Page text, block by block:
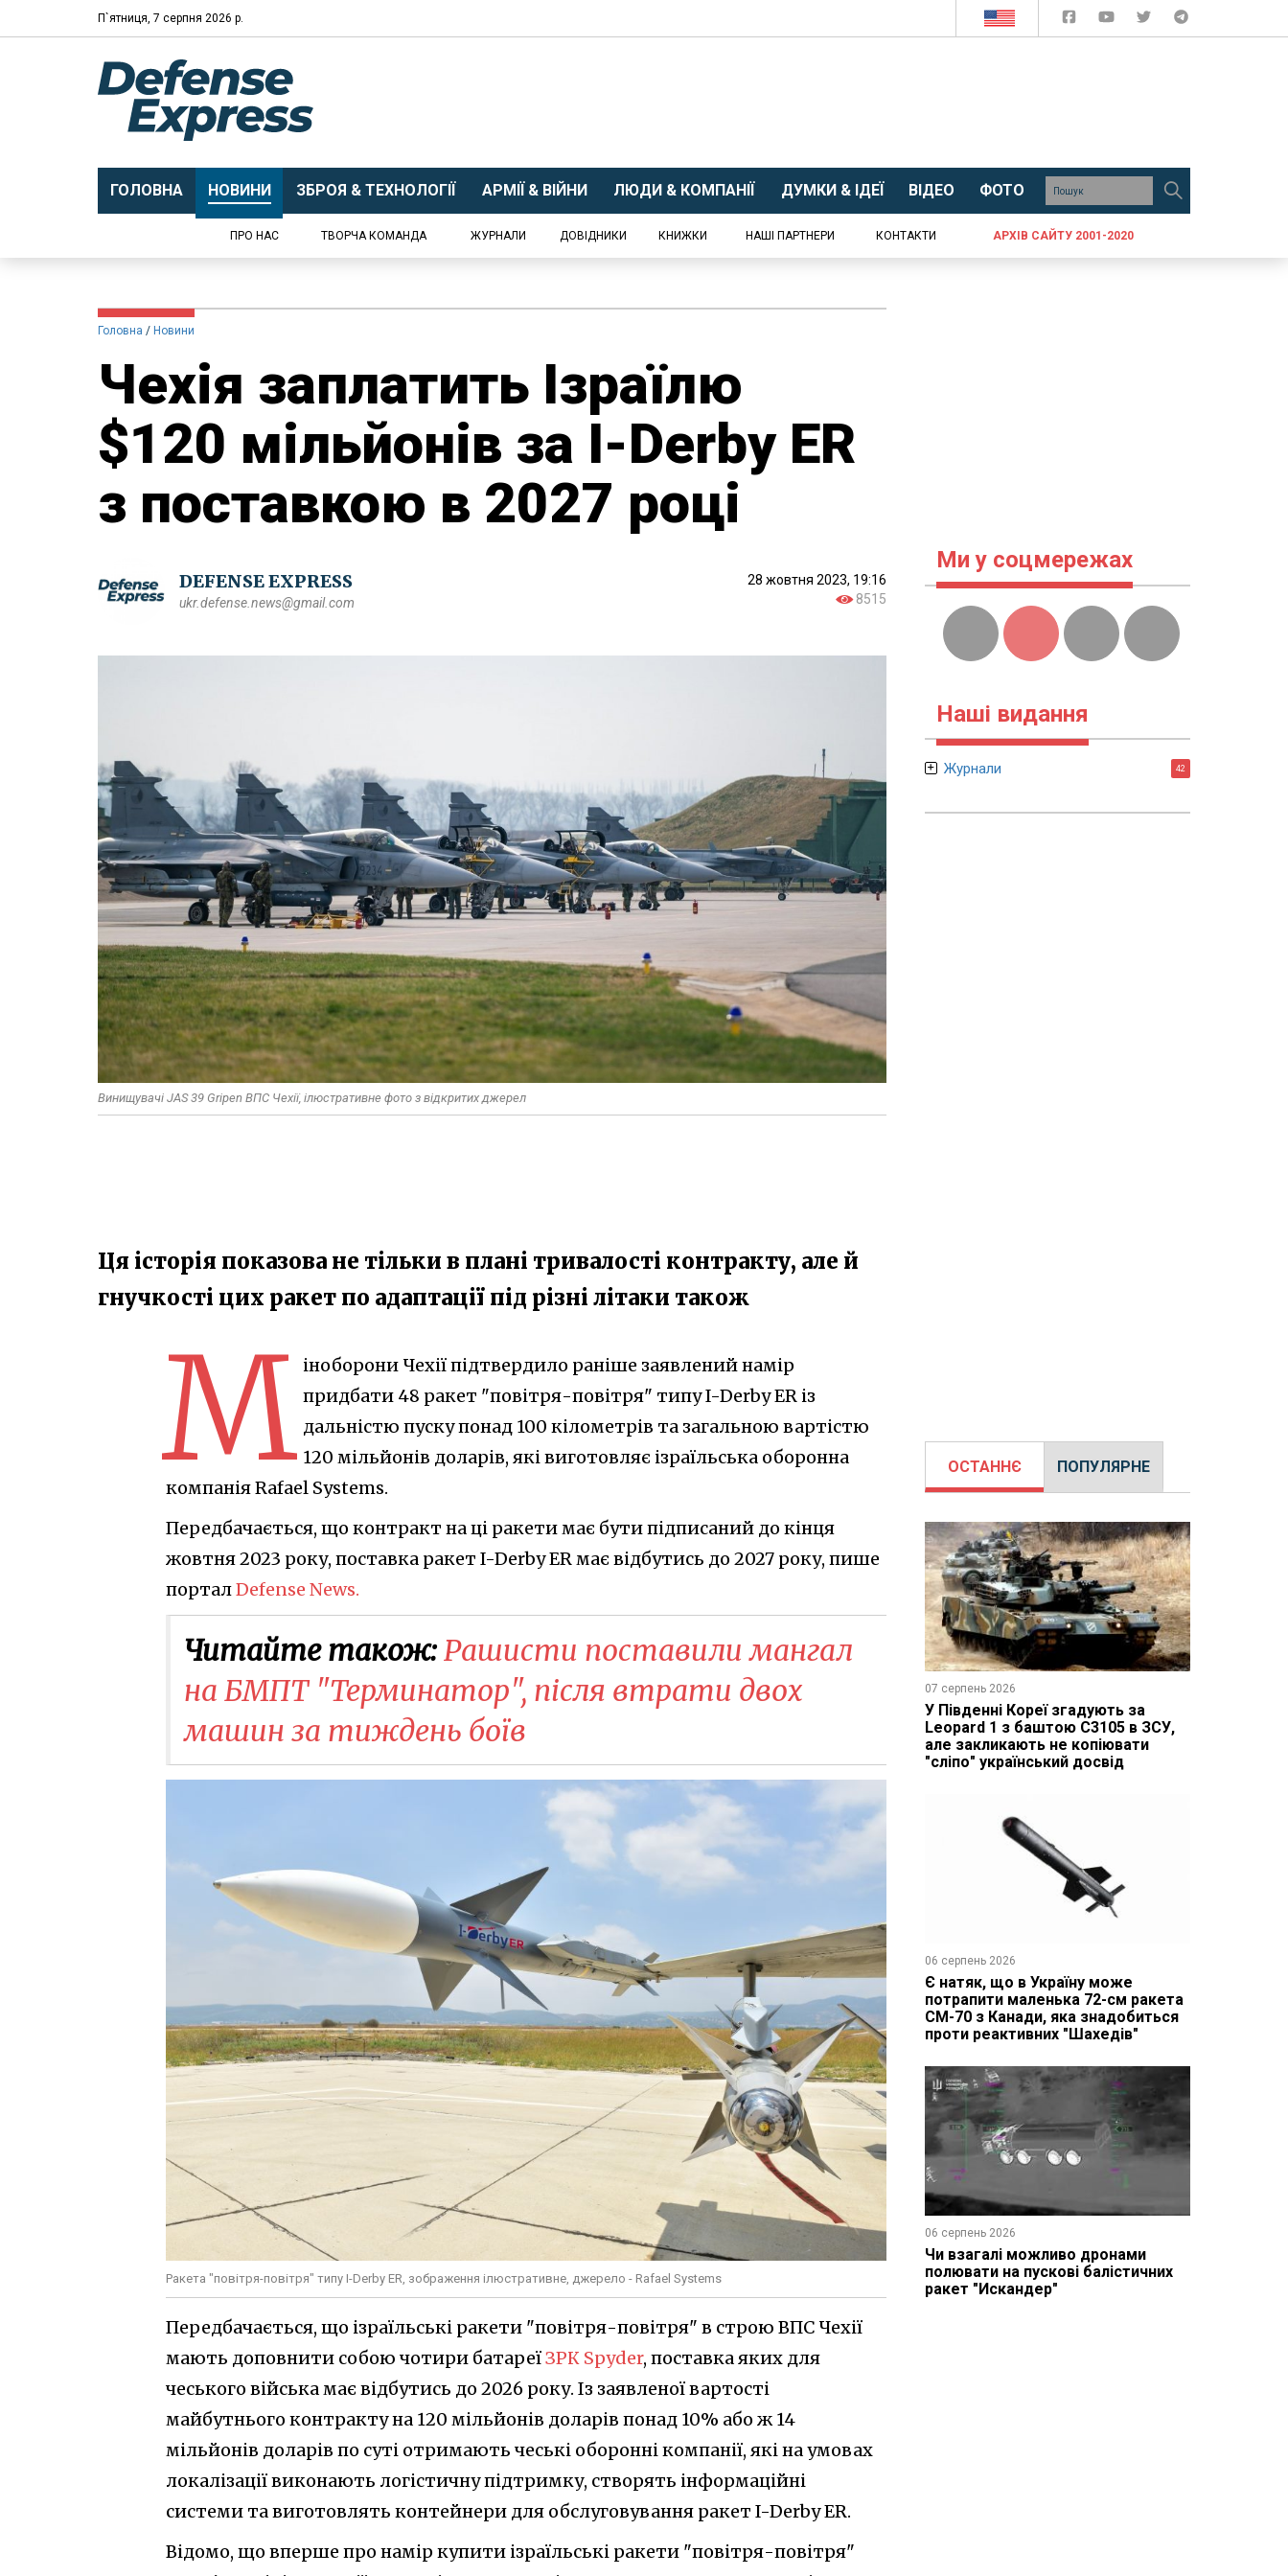
П`ятниця, 7 серпня 2026 р.
ГОЛОВНА НОВИНИ ЗБРОЯ & ТЕХНОЛОГІЇ АРМІЇ & ВІЙНИ ЛЮДИ & КОМПАНІЇ ДУМКИ & ІДЕЇ ВІДЕО ФОТО
ПРО НАС ТВОРЧА КОМАНДА ЖУРНАЛИ ДОВІДНИКИ КНИЖКИ НАШІ ПАРТНЕРИ КОНТАКТИ АРХІВ САЙТУ 2001-2020
Головна Новини
Чехія заплатить Ізраїлю
$120 мільйонів за I-Derby ER
з поставкою в 2027 році
DEFENSE EXPRESS
ukr.defense.news@gmail.com
28 жовтня 2023, 19:16
8515
Винищувачі JAS 39 Gripen ВПС Чехії, ілюстративне фото з відкритих джерел
Ця історія показова не тільки в плані тривалості контракту, але й
гнучкості цих ракет по адаптації під різні літаки також
М іноборони Чехії підтвердило раніше заявлений намір
придбати 48 ракет "повітря-повітря" типу I-Derby ER із
дальністю пуску понад 100 кілометрів та загальною вартістю
120 мільйонів доларів, які виготовляє ізраїльська оборонна
компанія Rafael Systems.
Передбачається, що контракт на ці ракети має бути підписаний до кінця
жовтня 2023 року, поставка ракет I-Derby ER має відбутись до 2027 року, пише
порталDefense News.
Читайте також:Рашисти поставили мангал
на БМПТ "Терминатор", після втрати двох
машин за тиждень боїв
Ракета "повітря-повітря" типу I-Derby ER, зображення ілюстративне, джерело - Rafael Systems
Передбачається, що ізраїльські ракети "повітря-повітря" в строю ВПС Чехії
мають доповнити собою чотири батареїЗРК Spyder, поставка яких для
чеського війська має відбутись до 2026 року. Із заявленої вартості
майбутнього контракту на 120 мільйонів доларів понад 10% або ж 14
мільйонів доларів по суті отримають чеські оборонні компанії, які на умовах
локалізації виконають логістичну підтримку, створять інформаційні
системи та виготовлять контейнери для обслуговування ракет I-Derby ER.
Відомо, що вперше про намір купити ізраїльські ракети "повітря-повітря"
Ми у соцмережах
Наші видання
Журнали 42
ОСТАННЄ ПОПУЛЯРНЕ
07 серпень 2026
У Південні Кореї згадують за
Leopard 1 з баштою C3105 в ЗСУ,
але закликають не копіювати
"сліпо" український досвід
06 серпень 2026
Є натяк, що в Україну може
потрапити маленька 72-см ракета
CM-70 з Канади, яка знадобиться
проти реактивних "Шахедів"
06 серпень 2026
Чи взагалі можливо дронами
полювати на пускові балістичних
ракет "Искандер"